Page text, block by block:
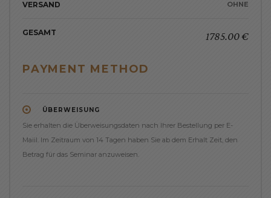
VERSAND OHNE
GESAMT 1785.00 €
PAYMENT METHOD
ÜBERWEISUNG
Sie erhalten die Überweisungsdaten nach Ihrer Bestellung per E-
Maiil. Im Zeitraum von 14 Tagen haben Sie ab dem Erhalt Zeit, den
Betrag für das Seminar anzuweisen.